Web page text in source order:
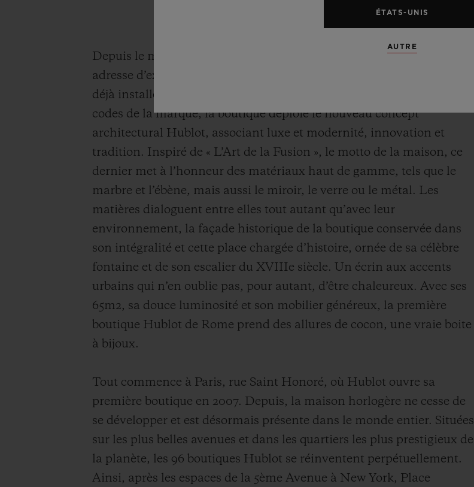
Depuis le mois de mai, la célèbre Piazza di Spagna compte une
adresse d’exception, celle de la quatrième boutique italienne Hublot,
déjà installée à Milan, Porto Cervo et Capri. Sublime expression des
codes de la marque, la boutique déploie le nouveau concept
architectural Hublot, associant luxe et modernité, innovation et
tradition. Inspiré de « L’Art de la Fusion », le motto de la maison, ce
dernier met à l’honneur des matériaux haut de gamme, tels que le
marbre et l’ébène, mais aussi le miroir, le verre ou le métal. Les
matières dialoguent entre elles tout autant qu’avec leur
environnement, la façade historique de la boutique conservée dans
son intégralité et cette place chargée d’histoire, ornée de sa célèbre
fontaine et de son escalier du XVIIIe siècle. Un écrin aux accents
urbains qui n’en oublie pas, pour autant, d’être chaleureux. Avec ses
65m2, sa douce luminosité et son mobilier généreux, la première
boutique Hublot de Rome prend des allures de cocon, une vraie boite
à bijoux.
Tout commence à Paris, rue Saint Honoré, où Hublot ouvre sa
première boutique en 2007. Depuis, la maison horlogère ne cesse de
se développer et est désormais présente dans le monde entier. Situées
sur les plus belles avenues et dans les quartiers les plus prestigieux de
la planète, les 96 boutiques Hublot se réinventent perpétuellement.
Ainsi, après les espaces de la 5ème Avenue à New York, Place
ÉTATS-UNIS
AUTRE